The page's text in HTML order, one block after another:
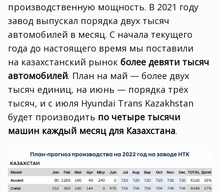
производственную мощность. В 2021 году
завод выпускал порядка двух тысяч
автомобилей в месяц. С начала текущего
года до настоящего время мы поставили
на казахстанский рынок более девяти тысяч
автомобилей. План на май — более двух
тысяч единиц, на июнь — порядка трёх
тысяч, и с июля Hyundai Trans Kazakhstan
будет производить по четыре тысячи
машин каждый месяц для Казахстана.